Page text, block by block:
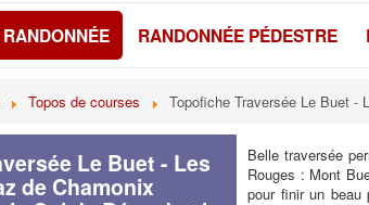
RANDONNÉE PÉDESTRE
Topos de courses Topofiche Traversée Le Buet -
Le Buet - Les
de Chamonix
Belle traversée
Rouges : Mont
pour finir un